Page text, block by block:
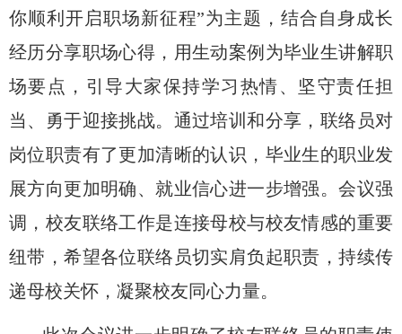
你顺利开启职场新征程”为主题，结合自身成长
经历分享职场心得，用生动案例为毕业生讲解职
场要点，引导大家保持学习热情、坚守责任担
当、勇于迎接挑战。通过培训和分享，联络员对
岗位职责有了更加清晰的认识，毕业生的职业发
展方向更加明确、就业信心进一步增强。会议强
调，校友联络工作是连接母校与校友情感的重要
纽带，希望各位联络员切实肩负起职责，持续传
递母校关怀，凝聚校友同心力量。